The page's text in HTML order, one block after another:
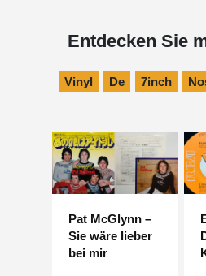
Entdecken Sie
Vinyl De 7inch
Pat McGlynn –
Sie wäre lieber
bei mir